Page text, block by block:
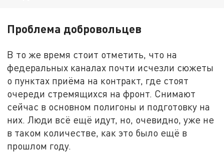
Проблема добровольцев
В то же время стоит отметить, что на
федеральных каналах почти исчезли сюжеты
о пунктах приёма на контракт, где стоят
очереди стремящихся на фронт. Снимают
сейчас в основном полигоны и подготовку на
них. Люди всё ещё идут, но, очевидно, уже не
в таком количестве, как это было ещё в
прошлом году.